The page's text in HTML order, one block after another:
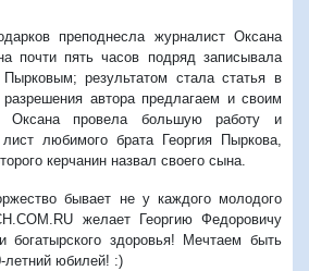
преподнесла журналист Оксана
почти пять часов подряд записывала
результатом стала статья в
автора предлагаем и своим
Оксана провела большую работу и
любимого брата Георгия Пыркова,
керчанин назвал своего сына.
бывает не у каждого молодого
желает Георгию Федоровичу
богатырского здоровья! Мечтаем быть
летний юбилей! :)